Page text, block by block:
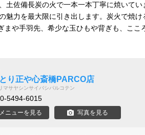
土佐備長炭の火で一本一本丁寧に焼いて
魅力を最大限に引き出します。炭火で焼
まや手羽先、希少な玉ひもや背ぎも、ここ
り正や心斎橋PARCO店
マサヤシンサイバシパルコテン
5494-6015
メニューを見る 写真を見る